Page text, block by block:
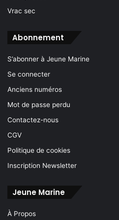
Vrac sec
Abonnement
S’abonner à Jeune Marine
Se connecter
Anciens numéros
Mot de passe perdu
Contactez-nous
CGV
Politique de cookies
Inscription Newsletter
Jeune Marine
À Propos